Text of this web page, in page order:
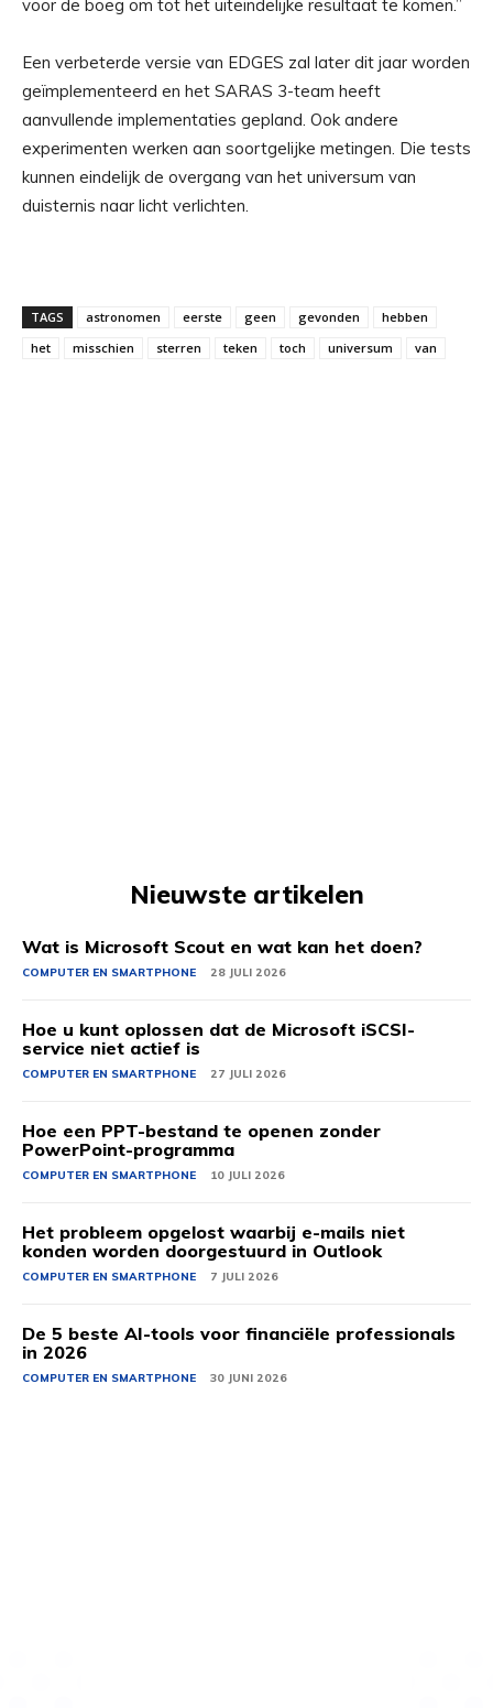
voor de boeg om tot het uiteindelijke resultaat te komen.”
Een verbeterde versie van EDGES zal later dit jaar worden
geïmplementeerd en het SARAS 3-team heeft
aanvullende implementaties gepland. Ook andere
experimenten werken aan soortgelijke metingen. Die tests
kunnen eindelijk de overgang van het universum van
duisternis naar licht verlichten.
TAGS astronomen eerste geen gevonden
hebben
het
misschien sterren teken toch universum van
Nieuwste artikelen
Wat is Microsoft Scout en wat kan het doen?
COMPUTER EN SMARTPHONE 28 JULI 2026
Hoe u kunt oplossen dat de Microsoft iSCSI-
service niet actief is
COMPUTER EN SMARTPHONE 27 JULI 2026
Hoe een PPT-bestand te openen zonder
PowerPoint-programma
COMPUTER EN SMARTPHONE 10 JULI 2026
Het probleem opgelost waarbij e-mails niet
konden worden doorgestuurd in Outlook
COMPUTER EN SMARTPHONE 7 JULI 2026
De 5 beste AI-tools voor financiële professionals
in 2026
COMPUTER EN SMARTPHONE 30 JUNI 2026